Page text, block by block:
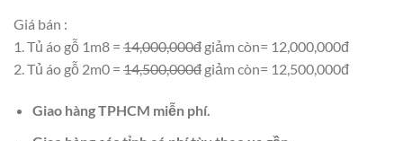
Giá bán :
1. Tủ áo gỗ 1m8 = 14,000,000đ giảm còn= 12,000,000đ
2. Tủ áo gỗ 2m0 = 14,500,000đ giảm còn= 12,500,000đ
Giao hàng TPHCM miễn phí.